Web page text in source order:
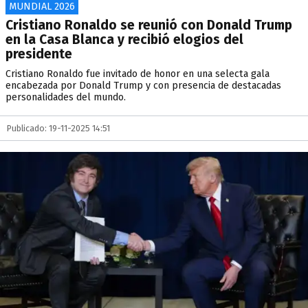
MUNDIAL 2026
Cristiano Ronaldo se reunió con Donald Trump
en la Casa Blanca y recibió elogios del
presidente
Cristiano Ronaldo fue invitado de honor en una selecta gala
encabezada por Donald Trump y con presencia de destacadas
personalidades del mundo.
Publicado: 19-11-2025 14:51